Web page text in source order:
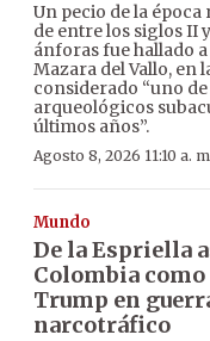
Un pecio de la
de entre los siglos II
ánforas fue hallado
Mazara del Vallo, en
considerado “uno
arqueológicos
últimos años”.
Agosto 8, 2026 11:10 a.
Mundo
De la Espriella
Colombia
Trump en
narcotráfico